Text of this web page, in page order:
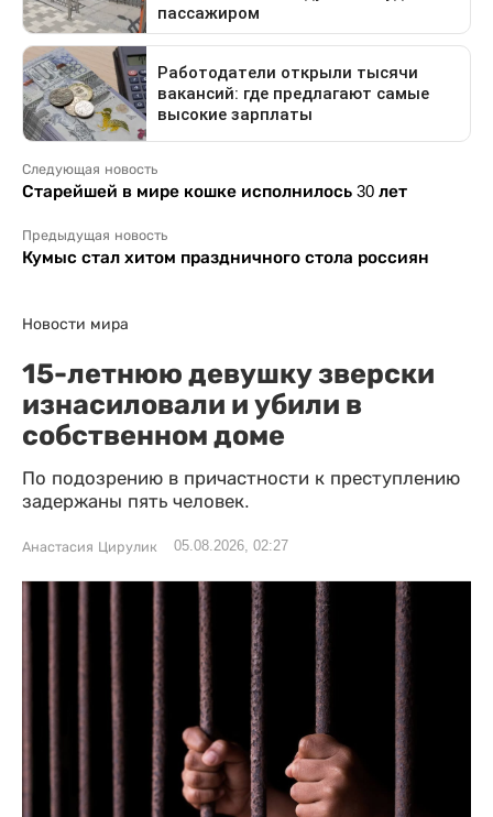
Следующая новость
Старейшей в мире кошке исполнилось 30 лет
Предыдущая новость
Кумыс стал хитом праздничного стола россиян
Новости мира
15-летнюю девушку зверски
изнасиловали и убили в
собственном доме
По подозрению в причастности к преступлению
задержаны пять человек.
Анастасия Цирулик 05.08.2026, 02:27